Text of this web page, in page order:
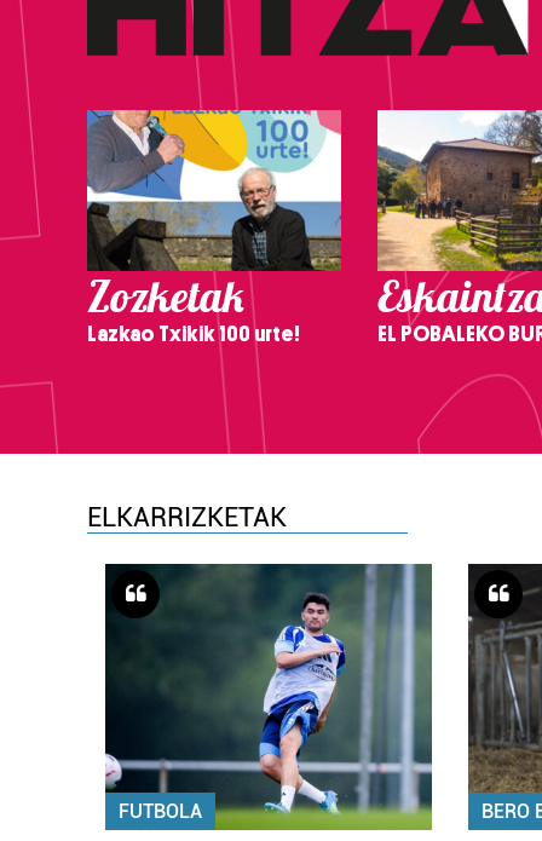
Zozketak
Lazkao Txikik 100 urte! EL POBALEKO
ELKARRIZKETAK
FUTBOLA BERO